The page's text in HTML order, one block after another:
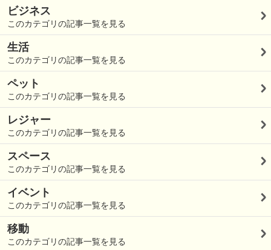
ビジネス
このカテゴリの記事一覧を見る
生活
このカテゴリの記事一覧を見る
ペット
このカテゴリの記事一覧を見る
レジャー
このカテゴリの記事一覧を見る
スペース
このカテゴリの記事一覧を見る
イベント
このカテゴリの記事一覧を見る
移動
このカテゴリの記事一覧を見る